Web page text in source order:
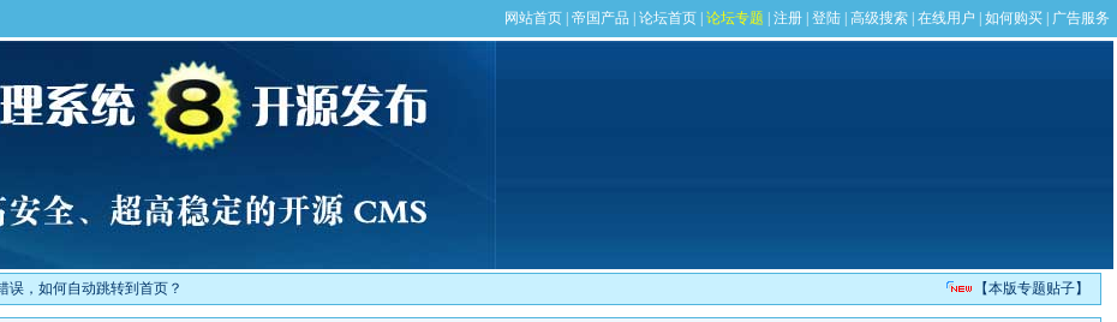
误，如何自动跳转到首页？ 【本版专题贴子】